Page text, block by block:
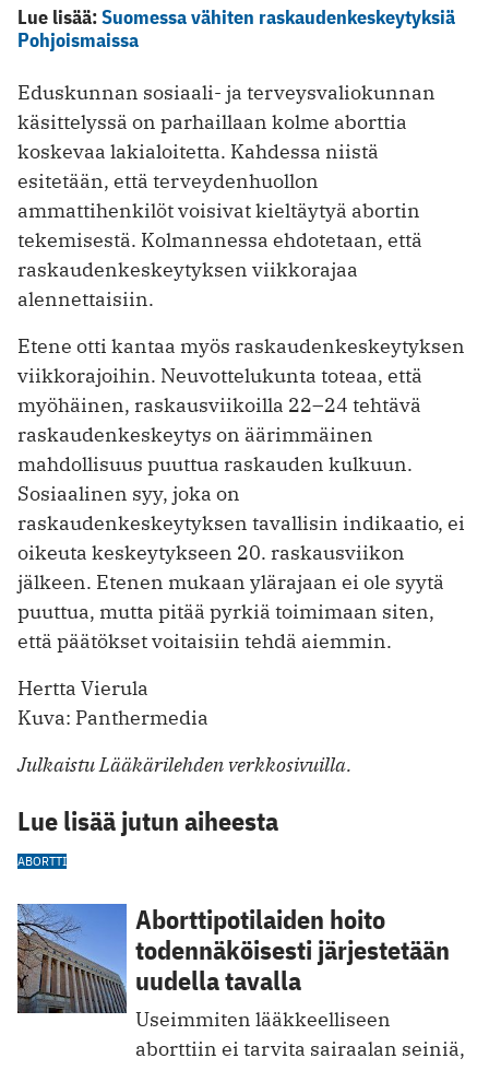
Lue lisää:Suomessa vähiten raskaudenkeskeytyksiä
Pohjoismaissa
Eduskunnan sosiaali- ja terveysvaliokunnan
käsittelyssä on parhaillaan kolme aborttia
koskevaa lakialoitetta. Kahdessa niistä
esitetään, että terveydenhuollon
ammattihenkilöt voisivat kieltäytyä abortin
tekemisestä. Kolmannessa ehdotetaan, että
raskaudenkeskeytyksen viikkorajaa
alennettaisiin.
Etene otti kantaa myös raskaudenkeskeytyksen
viikkorajoihin. Neuvottelukunta toteaa, että
myöhäinen, raskausviikoilla 22–24 tehtävä
raskaudenkeskeytys on äärimmäinen
mahdollisuus puuttua raskauden kulkuun.
Sosiaalinen syy, joka on
raskaudenkeskeytyksen tavallisin indikaatio, ei
oikeuta keskeytykseen 20. raskausviikon
jälkeen. Etenen mukaan ylärajaan ei ole syytä
puuttua, mutta pitää pyrkiä toimimaan siten,
että päätökset voitaisiin tehdä aiemmin.
Hertta Vierula
Kuva: Panthermedia
Julkaistu Lääkärilehden verkkosivuilla.
Lue lisää jutun aiheesta
ABORTTI
Aborttipotilaiden hoito
todennäköisesti järjestetään
uudella tavalla
Useimmiten lääkkeelliseen
aborttiin ei tarvita sairaalan seiniä,